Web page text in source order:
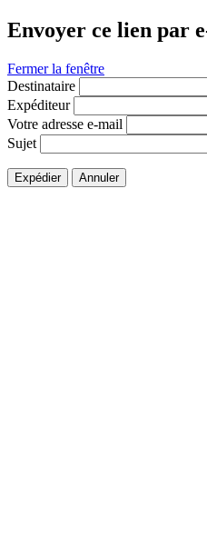
Envoyer ce lien par
Fermer la fenêtre
Destinataire
Expéditeur
Votre adresse e-mail
Sujet
Expédier Annuler